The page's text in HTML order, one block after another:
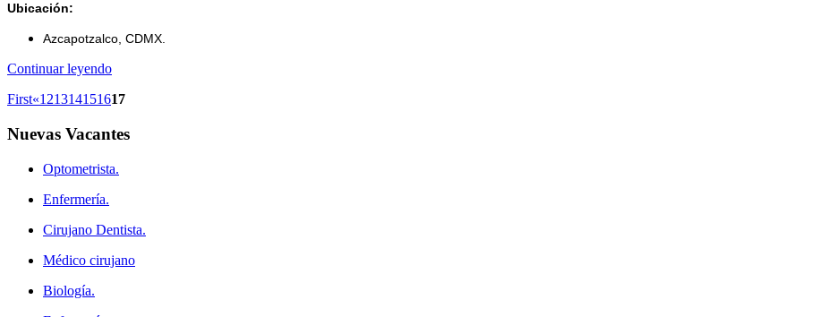
Ubicación:
Azcapotzalco, CDMX.
Continuar leyendo
First«121314151617
Nuevas Vacantes
Optometrista.
Enfermería.
Cirujano Dentista.
Médico cirujano
Biología.